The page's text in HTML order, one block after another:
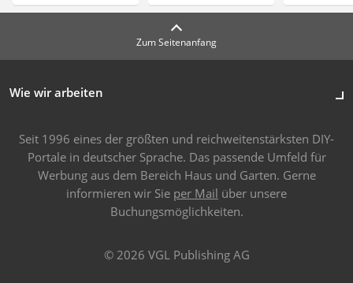
Zum Seitenanfang
Wie wir arbeiten
Seit 1996 eines der größten und reichweitenstärksten DIY-
Portale in deutscher Sprache. Das passende Umfeld für
Werbung aus dem Bereich Haus und Garten. Gerne
informieren wir Sie per Mail über unsere
Buchungsmöglichkeiten.
© 2026 VGL Publishing AG